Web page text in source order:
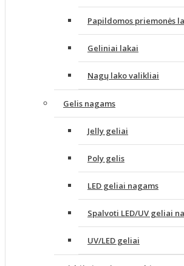
Papildomos priemonės
Geliniai lakai
Nagų lako valikliai
Gelis nagams
Jelly geliai
Poly gelis
LED geliai nagams
Spalvoti LED/UV geliai
UV/LED geliai